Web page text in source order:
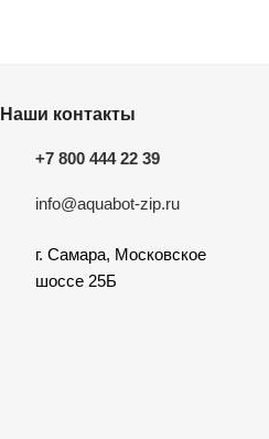
Наши контакты
+7 800 444 22 39
info@aquabot-zip.ru
г. Самара, Московское
шоссе 25Б